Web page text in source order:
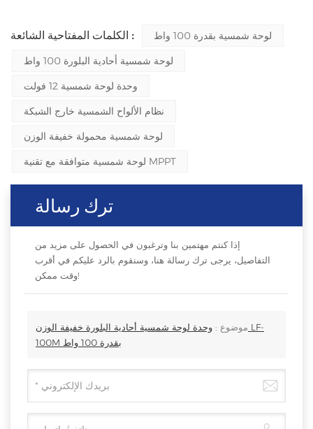
الكلمات المفتاحية الشائعة :
لوحة شمسية بقدرة 100 واط
لوحة شمسية أحادية البلورة 100 واط
وحدة لوحة شمسية 12 فولت
نظام الألواح الشمسية خارج الشبكة
لوحة شمسية محمولة خفيفة الوزن
لوحة شمسية متوافقة مع تقنية MPPT
ترك رسالة
إذا كنتم مهتمين بنا وترغبون في الحصول على مزيد من
التفاصيل، يرجى ترك رسالة هنا، وسنقوم بالرد عليكم في أقرب
وقت ممكن!
موضوع : وحدة لوحة شمسية أحادية البلورة خفيفة الوزن LF-
100M بقدرة 100 واط